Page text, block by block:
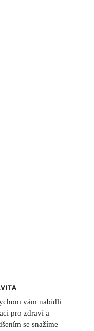
vám nabídli
pro zdraví a
se snažíme